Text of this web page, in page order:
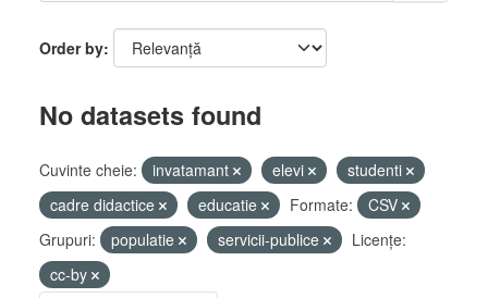
Order by
No datasets found
Cuvinte cheie: invatamant elevi
studenti
cadre didactice
educatie Formate:
CSV
Grupuri:
populatie servicii-publice
Licenţe:
cc-by